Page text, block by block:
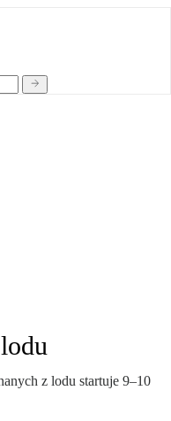
z lodu startuje 9–10